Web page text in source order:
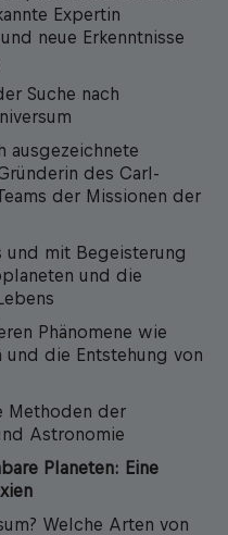
Expertin
neue Erkenntnisse
Suche nach
ausgezeichnete
des Carl-
der Missionen der
und mit Begeisterung
und die
Phänomene wie
und die Entstehung von
Methoden der
Astronomie
Planeten: Eine
Welche Arten von